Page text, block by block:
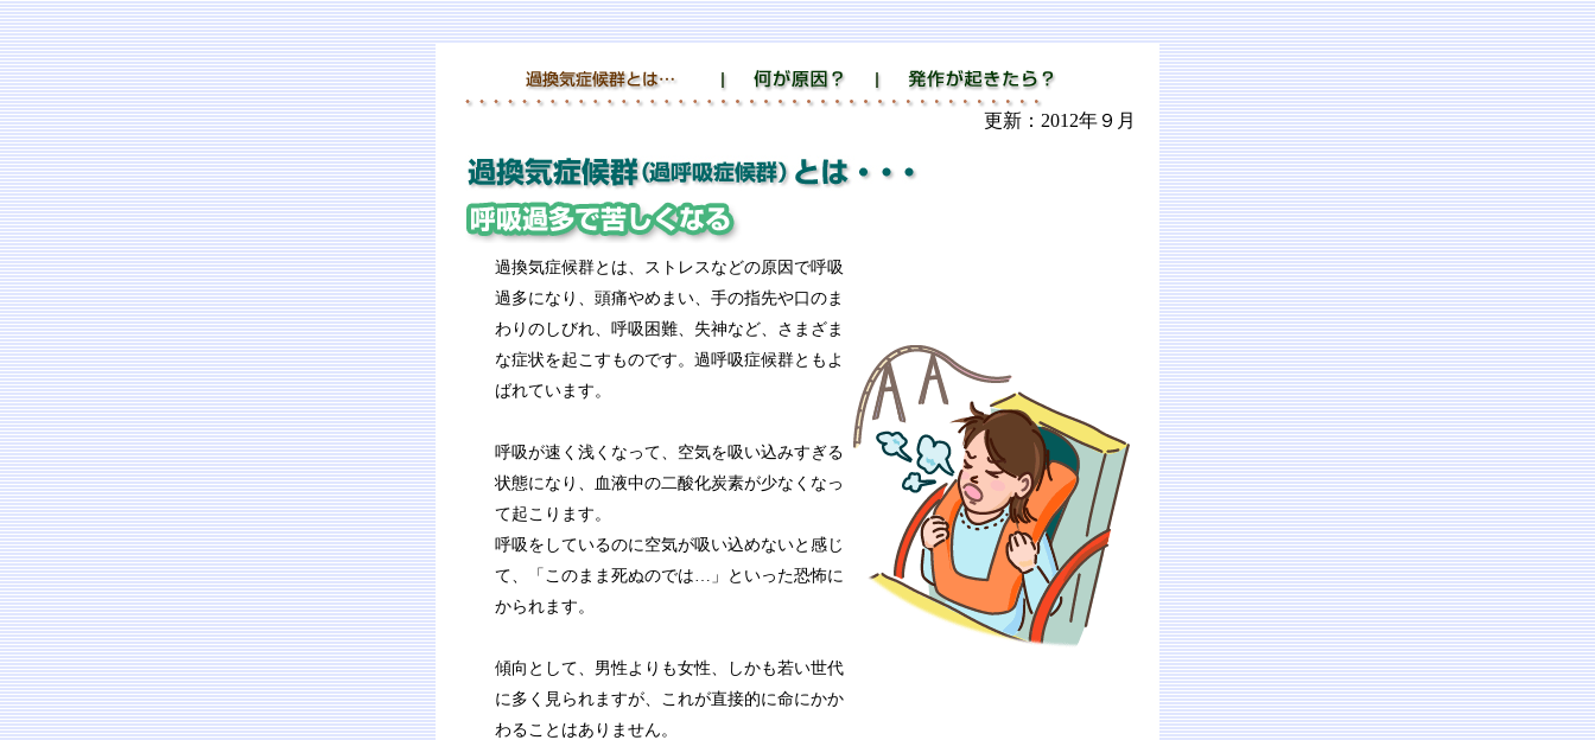
更新：2012年９月
過換気症候群とは、ストレスなどの原因で呼吸
過多になり、頭痛やめまい、手の指先や口のま
わりのしびれ、呼吸困難、失神など、さまざま
な症状を起こすものです。過呼吸症候群ともよ
ばれています。
呼吸が速く浅くなって、空気を吸い込みすぎる
状態になり、血液中の二酸化炭素が少なくなっ
て起こります。
呼吸をしているのに空気が吸い込めないと感じ
て、「このまま死ぬのでは…」といった恐怖に
かられます。
傾向として、男性よりも女性、しかも若い世代
に多く見られますが、これが直接的に命にかか
わることはありません。